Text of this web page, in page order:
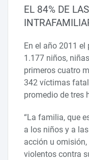
EL 84% DE
En el año 2011
1.177 niños,
primeros cuatro
342 víctimas
promedio de tres
“La familia, que
a los niños y a
acción u
violentos contra